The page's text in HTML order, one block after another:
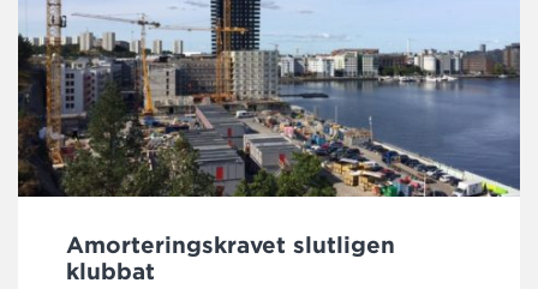
Amorteringskravet slutligen
klubbat